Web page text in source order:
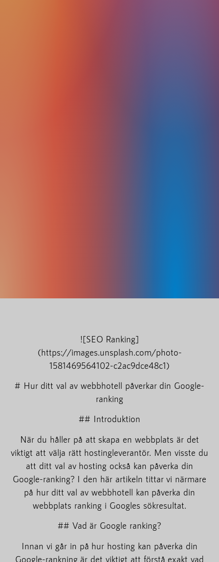
![SEO Ranking]
(https://images.unsplash.com/photo-
1581469564102-c2ac9dce48c1)
# Hur ditt val av webbhotell påverkar din Google-
ranking
## Introduktion
När du håller på att skapa en webbplats är det
viktigt att välja rätt hostingleverantör. Men visste du
att ditt val av hosting också kan påverka din
Google-ranking? I den här artikeln tittar vi närmare
på hur ditt val av webbhotell kan påverka din
webbplats ranking i Googles sökresultat.
## Vad är Google ranking?
Innan vi går in på hur hosting kan påverka din
Google-rankning är det viktigt att förstå exakt vad